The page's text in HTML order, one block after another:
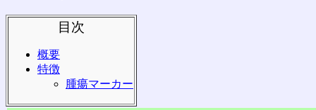
目次
概要
特徴
腫瘍マーカー